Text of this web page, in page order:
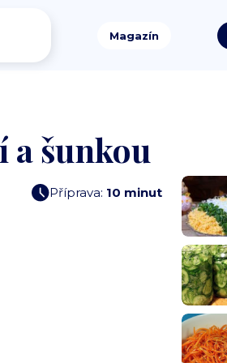
Magazín
a šunkou
Příprava: 10 minut